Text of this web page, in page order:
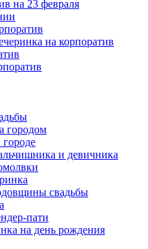
на 23 февраля
на корпоратив
городом
городе
и девичника
свадьбы
пати
на день рождения